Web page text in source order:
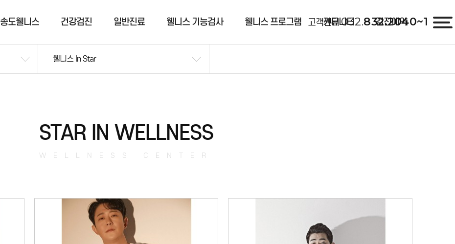
송도웰니스 건강검진 일반진료 웰니스 기능검사 웰니스 프로그램 커뮤니티 검진예약
고객센터032.832.2040~1
웰니스 In Star
STAR IN WELLNESS
WELLNESS CENTER